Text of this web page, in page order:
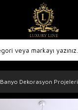
Banyo Dekorasyon Projeleri